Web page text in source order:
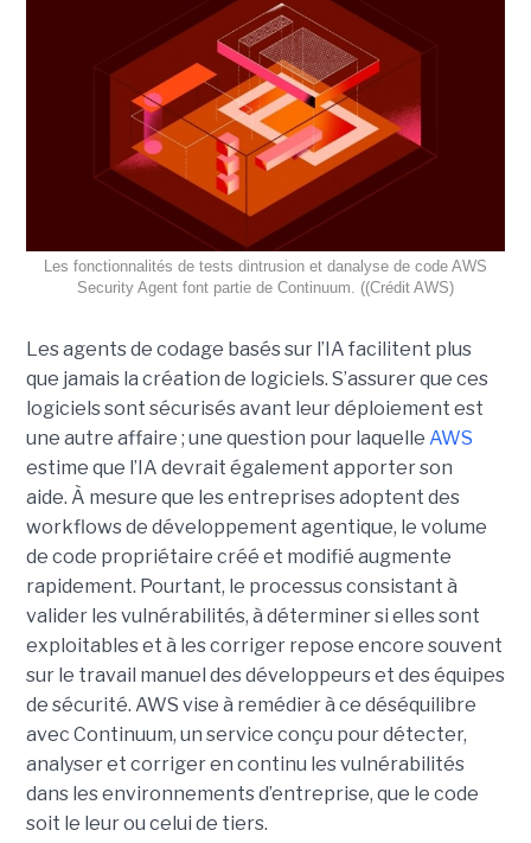
Les fonctionnalités de tests dintrusion et danalyse de code AWS
Security Agent font partie de Continuum. ((Crédit AWS)
Les agents de codage basés sur l’IA facilitent plus
que jamais la création de logiciels. S’assurer que ces
logiciels sont sécurisés avant leur déploiement est
une autre affaire ; une question pour laquelle AWS
estime que l’IA devrait également apporter son
aide. À mesure que les entreprises adoptent des
workflows de développement agentique, le volume
de code propriétaire créé et modifié augmente
rapidement. Pourtant, le processus consistant à
valider les vulnérabilités, à déterminer si elles sont
exploitables et à les corriger repose encore souvent
sur le travail manuel des développeurs et des équipes
de sécurité. AWS vise à remédier à ce déséquilibre
avec Continuum, un service conçu pour détecter,
analyser et corriger en continu les vulnérabilités
dans les environnements d’entreprise, que le code
soit le leur ou celui de tiers.